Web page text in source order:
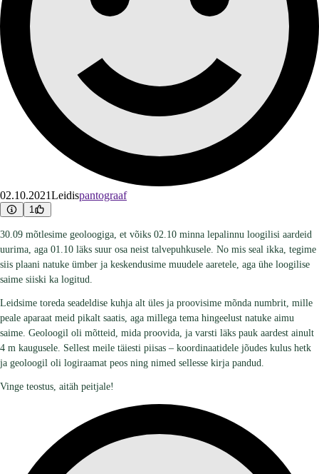
02.10.2021Leidispantograaf
1
30.09 mõtlesime geoloogiga, et võiks 02.10 minna lepalinnu loogilisi aardeid
uurima, aga 01.10 läks suur osa neist talvepuhkusele. No mis seal ikka, tegime
siis plaani natuke ümber ja keskendusime muudele aaretele, aga ühe loogilise
saime siiski ka logitud.
Leidsime toreda seadeldise kuhja alt üles ja proovisime mõnda numbrit, mille
peale aparaat meid pikalt saatis, aga millega tema hingeelust natuke aimu
saime. Geoloogil oli mõtteid, mida proovida, ja varsti läks pauk aardest ainult
4 m kaugusele. Sellest meile täiesti piisas – koordinaatidele jõudes kulus hetk
ja geoloogil oli logiraamat peos ning nimed sellesse kirja pandud.
Vinge teostus, aitäh peitjale!